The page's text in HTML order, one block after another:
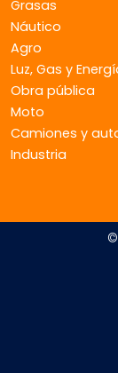
Grasas
Náutico
Agro
Luz, Gas y
Obra pública
Moto
Camiones y
Industria